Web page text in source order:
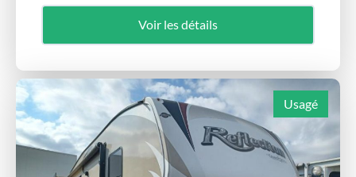
Voir les détails
Usagé